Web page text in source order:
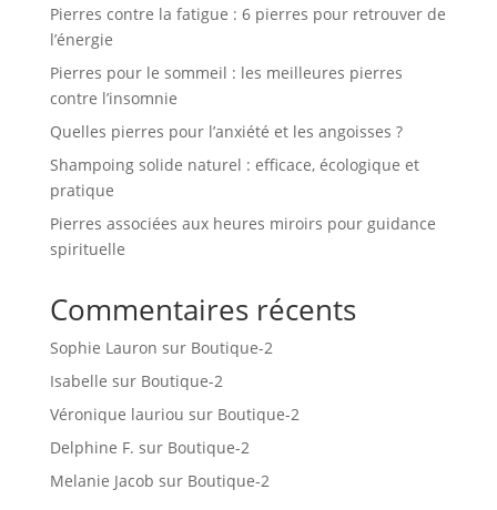
Pierres contre la fatigue : 6 pierres pour retrouver de
l’énergie
Pierres pour le sommeil : les meilleures pierres
contre l’insomnie
Quelles pierres pour l’anxiété et les angoisses ?
Shampoing solide naturel : efficace, écologique et
pratique
Pierres associées aux heures miroirs pour guidance
spirituelle
Commentaires récents
Sophie Lauron sur Boutique-2
Isabelle sur Boutique-2
Véronique lauriou sur Boutique-2
Delphine F. sur Boutique-2
Melanie Jacob sur Boutique-2